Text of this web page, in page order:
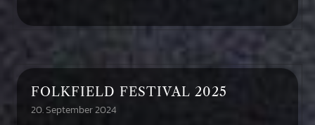
FOLKFIELD FESTIVAL 2025
20. September 2024